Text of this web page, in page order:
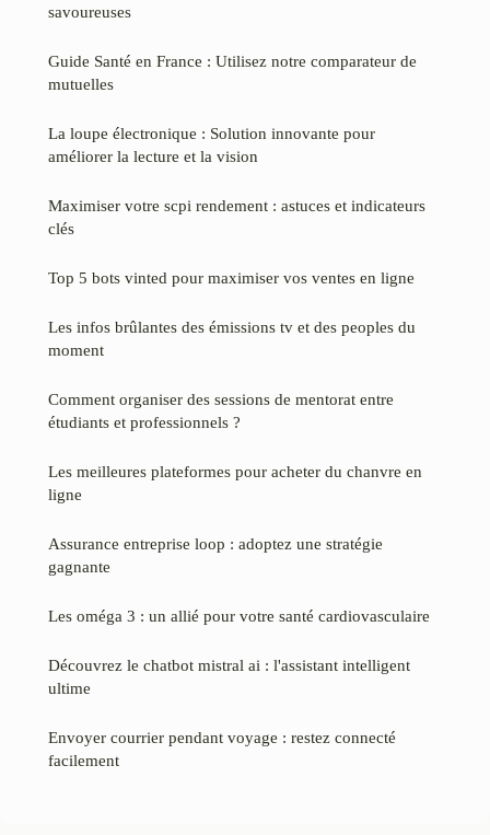
savoureuses
Guide Santé en France : Utilisez notre comparateur de
mutuelles
La loupe électronique : Solution innovante pour
améliorer la lecture et la vision
Maximiser votre scpi rendement : astuces et indicateurs
clés
Top 5 bots vinted pour maximiser vos ventes en ligne
Les infos brûlantes des émissions tv et des peoples du
moment
Comment organiser des sessions de mentorat entre
étudiants et professionnels ?
Les meilleures plateformes pour acheter du chanvre en
ligne
Assurance entreprise loop : adoptez une stratégie
gagnante
Les oméga 3 : un allié pour votre santé cardiovasculaire
Découvrez le chatbot mistral ai : l'assistant intelligent
ultime
Envoyer courrier pendant voyage : restez connecté
facilement